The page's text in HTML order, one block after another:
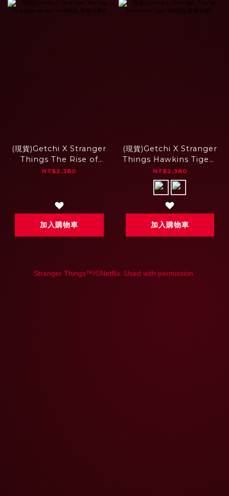
(現貨)Getchi X Stranger
Things The Rise of
Vecna中性款 長袖大學T
NT$2,380
加入購物車
(現貨)Getchi X Stranger
Things Hawkins Tigers
中性款 長袖大學T
NT$2,380
加入購物車
Stranger Things™/©Netflix. Used with permission.